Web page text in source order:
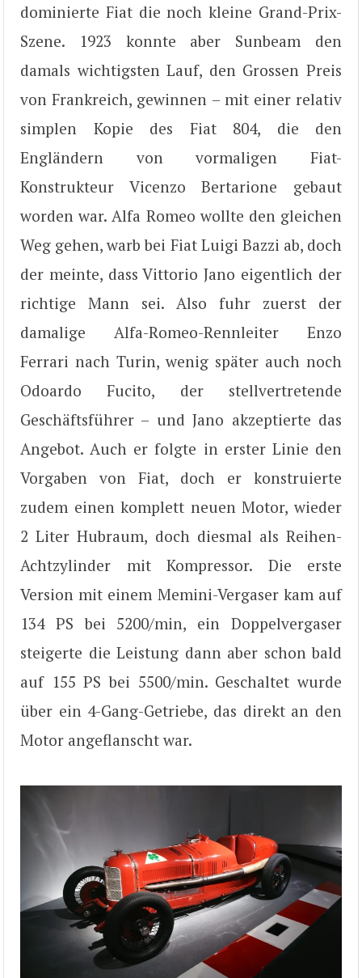
dominierte Fiat die noch kleine Grand-Prix-
Szene. 1923 konnte aber Sunbeam den
damals wichtigsten Lauf, den Grossen Preis
von Frankreich, gewinnen – mit einer relativ
simplen Kopie des Fiat 804, die den
Engländern von vormaligen Fiat-
Konstrukteur Vicenzo Bertarione gebaut
worden war. Alfa Romeo wollte den gleichen
Weg gehen, warb bei Fiat Luigi Bazzi ab, doch
der meinte, dass Vittorio Jano eigentlich der
richtige Mann sei. Also fuhr zuerst der
damalige Alfa-Romeo-Rennleiter Enzo
Ferrari nach Turin, wenig später auch noch
Odoardo Fucito, der stellvertretende
Geschäftsführer – und Jano akzeptierte das
Angebot. Auch er folgte in erster Linie den
Vorgaben von Fiat, doch er konstruierte
zudem einen komplett neuen Motor, wieder
2 Liter Hubraum, doch diesmal als Reihen-
Achtzylinder mit Kompressor. Die erste
Version mit einem Memini-Vergaser kam auf
134 PS bei 5200/min, ein Doppelvergaser
steigerte die Leistung dann aber schon bald
auf 155 PS bei 5500/min. Geschaltet wurde
über ein 4-Gang-Getriebe, das direkt an den
Motor angeflanscht war.